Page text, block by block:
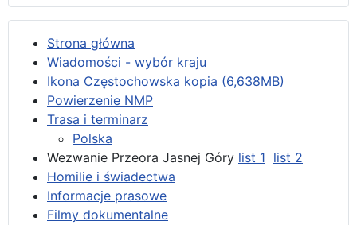
Strona główna
Wiadomości - wybór kraju
Ikona Częstochowska kopia (6,638MB)
Powierzenie NMP
Trasa i terminarz
Polska
Wezwanie Przeora Jasnej Góry list 1 list 2
Homilie i świadectwa
Informacje prasowe
Filmy dokumentalne